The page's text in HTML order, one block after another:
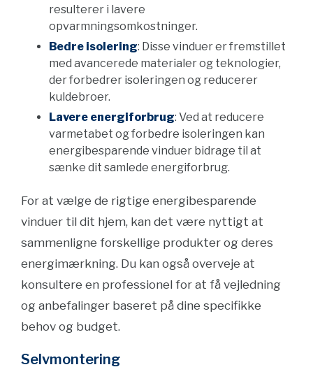
resulterer i lavere
opvarmningsomkostninger.
Bedre isolering: Disse vinduer er fremstillet
med avancerede materialer og teknologier,
der forbedrer isoleringen og reducerer
kuldebroer.
Lavere energiforbrug: Ved at reducere
varmetabet og forbedre isoleringen kan
energibesparende vinduer bidrage til at
sænke dit samlede energiforbrug.
For at vælge de rigtige energibesparende
vinduer til dit hjem, kan det være nyttigt at
sammenligne forskellige produkter og deres
energimærkning. Du kan også overveje at
konsultere en professionel for at få vejledning
og anbefalinger baseret på dine specifikke
behov og budget.
Selvmontering